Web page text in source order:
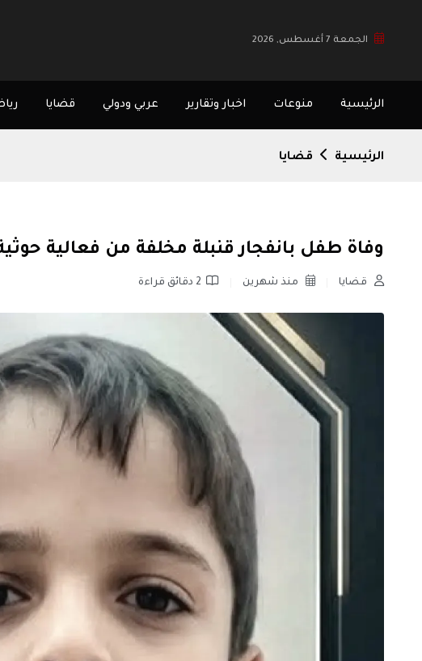
الجمعة 7 أغسطس, 2026
الرئيسية منوعات اخبار وتقارير عربي ودولي قضايا
الرئيسية قضايا
وفاة طفل بانفجار قنبلة مخلفة من فعالية
قضايا منذ شهرين 2 دقائق قراءة